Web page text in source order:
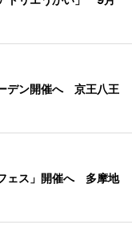
デン開催へ 京王八王
ェス」開催へ 多摩地